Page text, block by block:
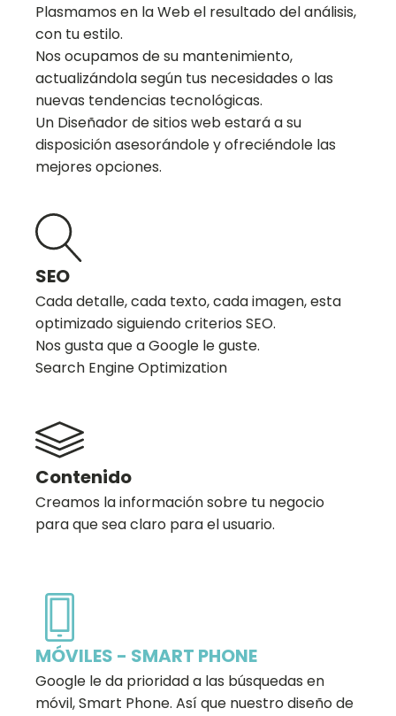
Plasmamos en la Web el resultado del análisis,
con tu estilo.
Nos ocupamos de su mantenimiento,
actualizándola según tus necesidades o las
nuevas tendencias tecnológicas.
Un Diseñador de sitios web estará a su
disposición asesorándole y ofreciéndole las
mejores opciones.
SEO
Cada detalle, cada texto, cada imagen, esta
optimizado siguiendo criterios SEO.
Nos gusta que a Google le guste.
Search Engine Optimization
Contenido
Creamos la información sobre tu negocio
para que sea claro para el usuario.
MÓVILES - SMART PHONE
Google le da prioridad a las búsquedas en
móvil, Smart Phone. Así que nuestro diseño de